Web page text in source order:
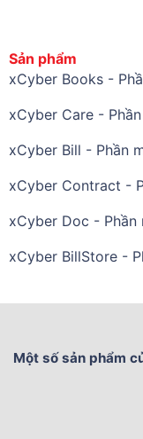
Sản phẩm
xCyber Books -
xCyber Care -
xCyber Bill - Phần
xCyber Contract -
xCyber Doc -
xCyber BillStore -
Một số sản phẩm